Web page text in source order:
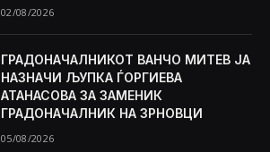
02/08/2026
ГРАДОНАЧАЛНИКОТ ВАНЧО МИТЕВ ЈА
НАЗНАЧИ ЉУПКА ЃОРГИЕВА
АТАНАСОВА ЗА ЗАМЕНИК
ГРАДОНАЧАЛНИК НА ЗРНОВЦИ
05/08/2026